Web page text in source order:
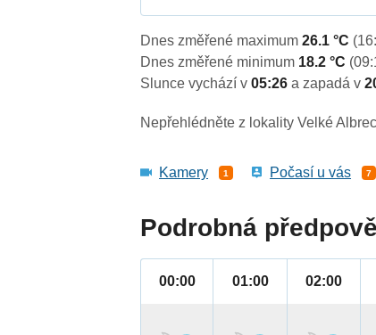
Dnes změřené maximum26.1 °C
Dnes změřené minimum 18.2 °C
Slunce vychází v05:26a zapadá v
Nepřehlédněte z lokality Velké
Kamery 1 Počasí u vás 7
Podrobná
00:00 01:00 02:00